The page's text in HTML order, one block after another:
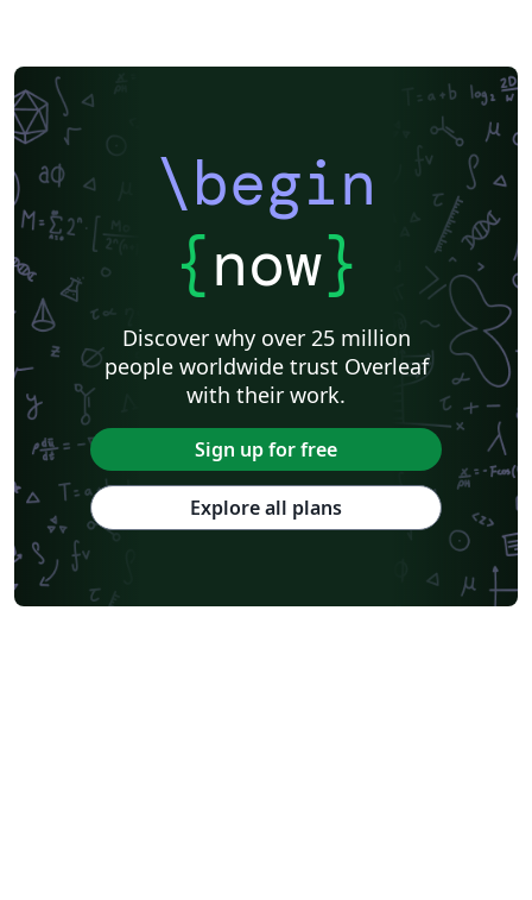
\begin
{now}
Discover why over 25 million
people worldwide trust Overleaf
with their work.
Sign up for free
Explore all plans